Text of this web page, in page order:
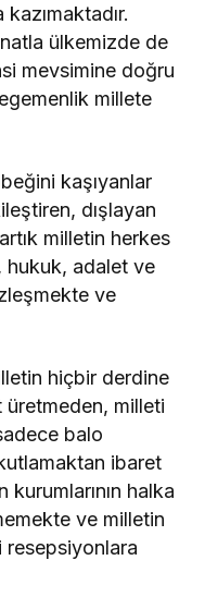
ülkemizde de
mevsimine doğru
millete
kaşıyanlar
dışlayan
milletin herkes
hukuk, adalet ve
ve
hiçbir derdine
üretmeden, milleti
balo
ibaret
halka
ve milletin
resepsiyonlara